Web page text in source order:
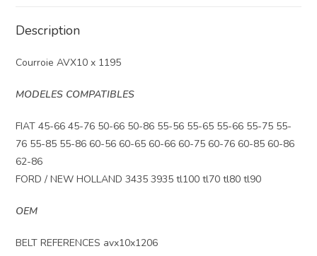
Description
Courroie AVX10 x 1195
MODELES COMPATIBLES
FIAT 45-66 45-76 50-66 50-86 55-56 55-65 55-66 55-75 55-
76 55-85 55-86 60-56 60-65 60-66 60-75 60-76 60-85 60-86
62-86
FORD / NEW HOLLAND 3435 3935 tl100 tl70 tl80 tl90
OEM
BELT REFERENCES avx10x1206